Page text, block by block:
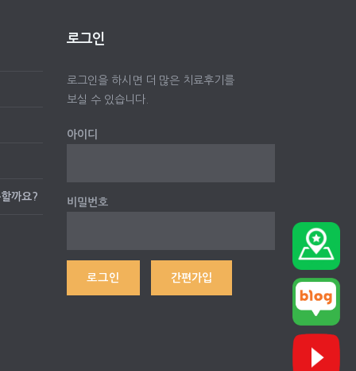
까요?
로그인
로그인을 하시면 더 많은 치료후기를
보실 수 있습니다.
아이디
비밀번호
간편가입